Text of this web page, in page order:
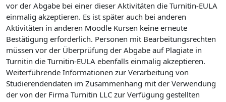
vor der Abgabe bei einer dieser Aktivitäten die Turnitin-EULA
einmalig akzeptieren. Es ist später auch bei anderen
Aktivitäten in anderen Moodle Kursen keine erneute
Bestätigung erforderlich. Personen mit Bearbeitungsrechten
müssen vor der Überprüfung der Abgabe auf Plagiate in
Turnitin die Turnitin-EULA ebenfalls einmalig akzeptieren.
Weiterführende Informationen zur Verarbeitung von
Studierendendaten im Zusammenhang mit der Verwendung
der von der Firma Turnitin LLC zur Verfügung gestellten